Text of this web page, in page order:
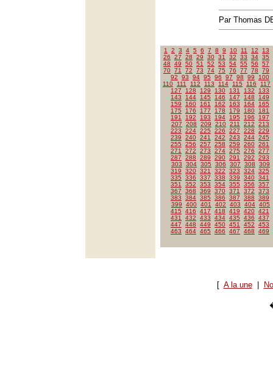
Par Thomas
1 2 3 4 5 6 7 8 9 10 11 12
13
26
27 28 29 30 31 32 33 34 35
48
49 50 51 52 53 54 55 56
57
70 71 72 73 74 75 76 77 78
79
92
93 94 95 96 97 98 99
100
110
111 112 113 114 115 116
117
127
128 129 130 131 132
133
143
144 145 146 147 148
149
159
160 161 162 163 164
165
175
176 177 178 179 180
181
191
192 193 194 195 196
197
207
208 209 210 211 212
213
223
224 225 226 227 228
229
239
240 241 242 243 244 245
255
256 257 258 259 260 261
271
272 273 274 275 276
277
287
288 289 290 291 292
293
303
304 305 306 307 308
309
319
320 321 322 323 324 325
335
336 337 338 339 340 341
351
352 353 354 355 356
357
367
368 369 370 371 372
373
383
384 385 386 387 388
389
399
400 401 402 403 404 405
415
416 417 418 419 420 421
431
432 433 434 435 436
437
447
448 449 450 451 452
453
463
464 465 466 467 468 469
[ A la une|